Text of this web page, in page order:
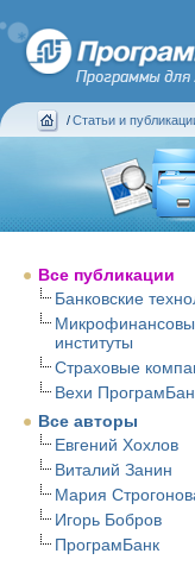
/ Статьи и
Все публикации
Банковские
институты
Страховые
Вехи
Все авторы
Евгений Хохлов
Виталий Занин
Мария
Игорь Бобров
ПрограмБанк